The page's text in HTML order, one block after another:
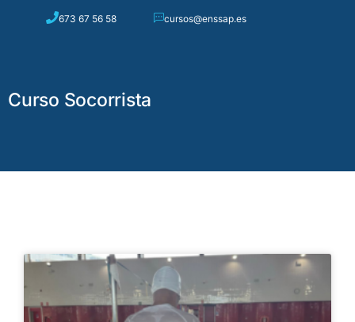
673 67 56 58 cursos@enssap.es
Curso Socorrista